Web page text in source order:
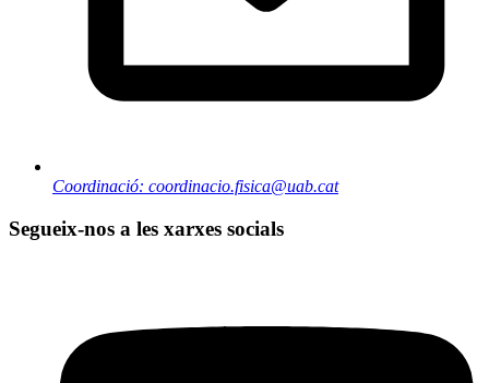
Coordinació: coordinacio.fisica@uab.cat
Segueix-nos a les xarxes socials